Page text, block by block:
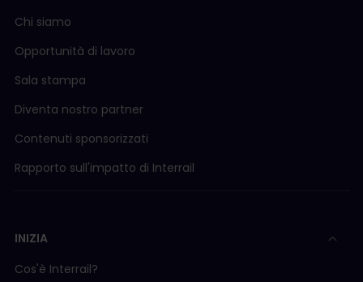
Chi siamo
Opportunità di lavoro
Sala stampa
Diventa nostro partner
Contenuti sponsorizzati
Rapporto sull'impatto di Interrail
INIZIA
Cos'è Interrail?